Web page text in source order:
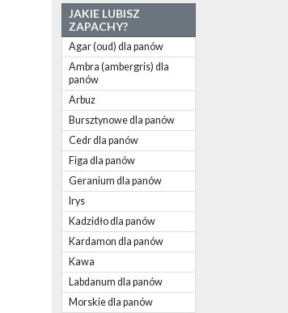
JAKIE LUBISZ
ZAPACHY?
Agar (oud) dla panów
Ambra (ambergris) dla
panów
Arbuz
Bursztynowe dla panów
Cedr dla panów
Figa dla panów
Geranium dla panów
Irys
Kadzidło dla panów
Kardamon dla panów
Kawa
Labdanum dla panów
Morskie dla panów